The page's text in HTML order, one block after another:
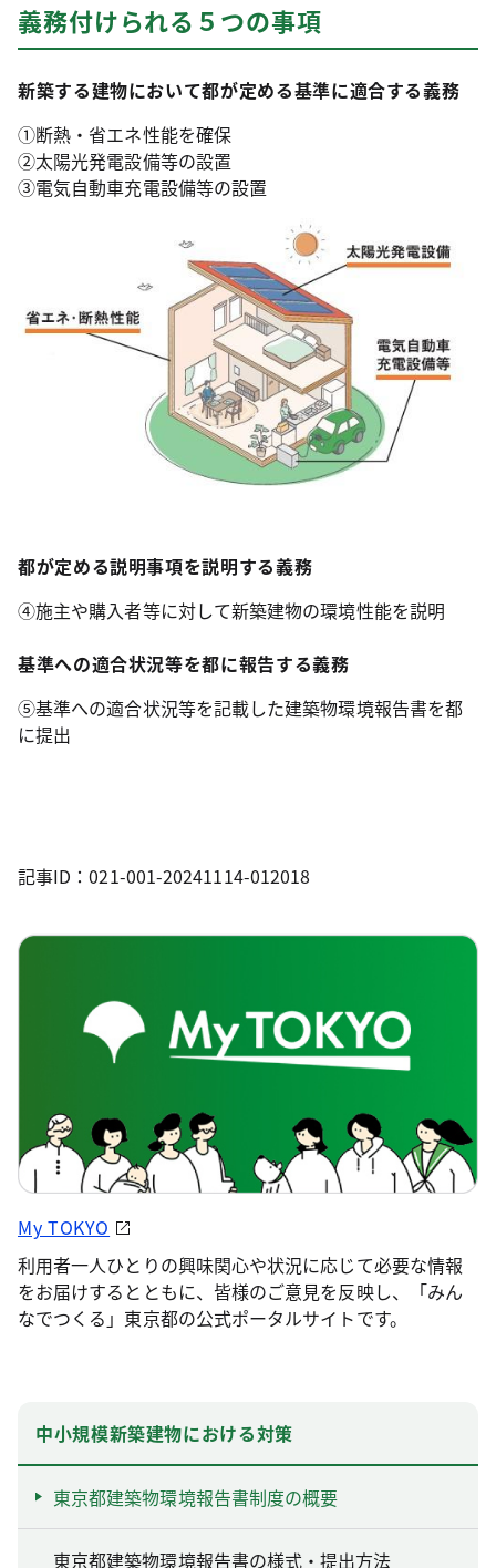
義務付けられる５つの事項
新築する建物において都が定める基準に適合する義務
①断熱・省エネ性能を確保
②太陽光発電設備等の設置
③電気自動車充電設備等の設置
都が定める説明事項を説明する義務
④施主や購入者等に対して新築建物の環境性能を説明
基準への適合状況等を都に報告する義務
⑤基準への適合状況等を記載した建築物環境報告書を都
に提出
記事ID：021-001-20241114-012018
My TOKYO
利用者一人ひとりの興味関心や状況に応じて必要な情報
をお届けするとともに、皆様のご意見を反映し、「みん
なでつくる」東京都の公式ポータルサイトです。
中小規模新築建物における対策
東京都建築物環境報告書制度の概要
東京都建築物環境報告書の様式・提出方法